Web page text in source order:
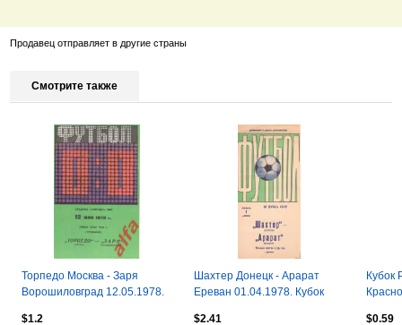
Продавец отправляет в другие страны
Смотрите также
Торпедо Москва - Заря
Ворошиловград 12.05.1978.
$1.2
Шахтер Донецк - Арарат
Ереван 01.04.1978. Кубок
$2.41
Кубок
$0.59